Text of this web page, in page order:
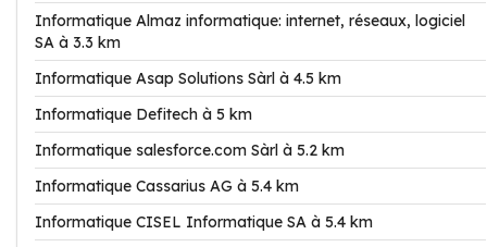
Informatique Almaz informatique: internet, réseaux, logiciel
SA à 3.3 km
Informatique Asap Solutions Sàrl à 4.5 km
Informatique Defitech à 5 km
Informatique salesforce.com Sàrl à 5.2 km
Informatique Cassarius AG à 5.4 km
Informatique CISEL Informatique SA à 5.4 km